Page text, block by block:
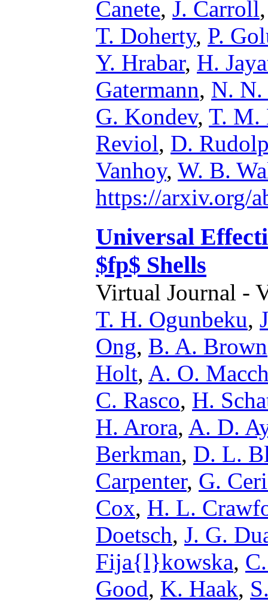
Canete, J. Carroll
T. Doherty, P.
Y. Hrabar, H.
Gatermann, N.
G. Kondev, T. M.
Reviol, D.
Vanhoy, W. B.
https://arxiv.org/
Universal
$fp$ Shells
Virtual Journal -
T. H. Ogunbeku,
Ong, B. A. Brown
Holt, A. O.
C. Rasco, H.
H. Arora, A. D.
Berkman, D. L.
Carpenter, G.
Cox, H. L.
Doetsch, J. G.
Fija{l}kowska,
Good, K. Haak,